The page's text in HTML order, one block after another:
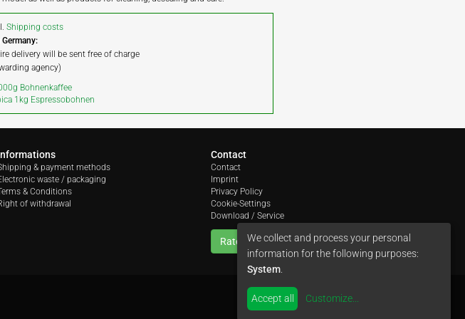
Shipping costs
delivery will be sent free of charge
agency)
Bohnenkaffee
1kg Espressobohnen
& payment methods
waste / packaging
& Conditions
of withdrawal
Contact
Contact
Imprint
Privacy Policy
Cookie-Settings
Download / Service
Rate us
by
We collect and process your personal
information for the following purposes:
System
Accept all Customize...